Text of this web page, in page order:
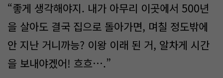
“좋게 생각해야지. 내가 아무리 이곳에서 500년
을 살아도 결국 집으로 돌아가면, 며칠 정도밖에
안 지난 거니까능? 이왕 이래 된 거, 알차게 시간
을 보내야겠어! 흐흐….”